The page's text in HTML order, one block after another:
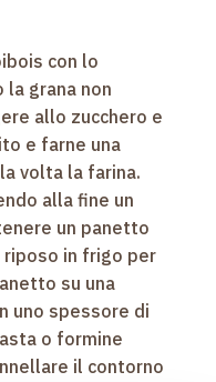
con lo
la grana non
allo zucchero e
e farne una
volta la farina.
alla fine un
un panetto
riposo in frigo per
su una
uno spessore di
o formine
il contorno